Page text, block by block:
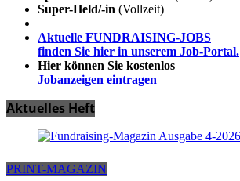
Super-Held/-in (Vollzeit)
Aktuelle FUNDRAISING-JOBS
finden Sie hier in unserem Job-Portal.
Hier können Sie kostenlos
Jobanzeigen eintragen
Aktuelles Heft
PRINT-MAGAZIN